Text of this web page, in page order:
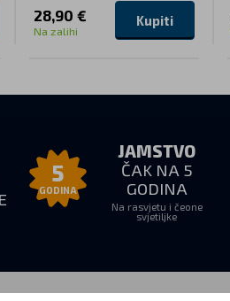
28,90 €
Na zalihi
Kupiti
5
GODINA
JAMSTVO
ČAK NA 5
GODINA
Na rasvjetu i čeone
svjetiljke